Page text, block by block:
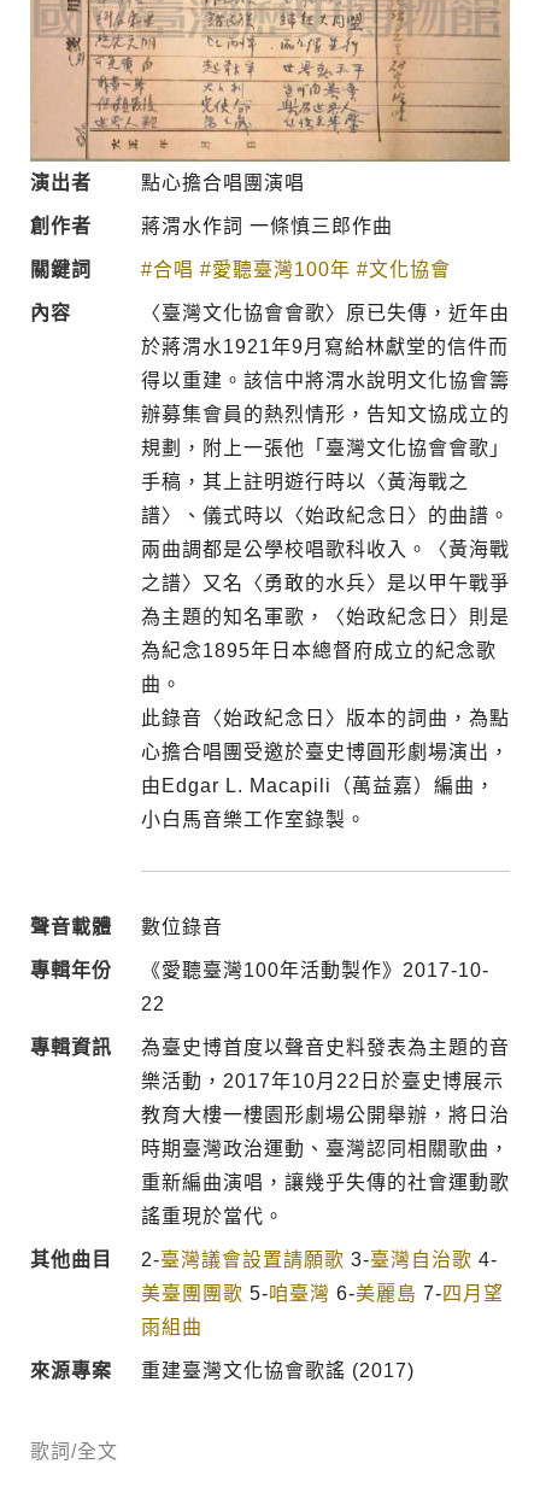
演出者 點心擔合唱團演唱
創作者 蔣渭水作詞 一條慎三郎作曲
關鍵詞 #合唱 #愛聽臺灣100年 #文化協會
內容
〈臺灣文化協會會歌〉原已失傳，近年由
於蔣渭水1921年9月寫給林獻堂的信件而
得以重建。該信中將渭水說明文化協會籌
辦募集會員的熱烈情形，告知文協成立的
規劃，附上一張他「臺灣文化協會會歌」
手稿，其上註明遊行時以〈黃海戰之
譜〉、儀式時以〈始政紀念日〉的曲譜。
兩曲調都是公學校唱歌科收入。〈黃海戰
之譜〉又名〈勇敢的水兵〉是以甲午戰爭
為主題的知名軍歌，〈始政紀念日〉則是
為紀念1895年日本總督府成立的紀念歌
曲。
此錄音〈始政紀念日〉版本的詞曲，為點
心擔合唱團受邀於臺史博圓形劇場演出，
由Edgar L. Macapili（萬益嘉）編曲，
小白馬音樂工作室錄製。
聲音載體 數位錄音
專輯年份
《愛聽臺灣100年活動製作》2017-10-
22
專輯資訊
為臺史博首度以聲音史料發表為主題的音
樂活動，2017年10月22日於臺史博展示
教育大樓一樓園形劇場公開舉辦，將日治
時期臺灣政治運動、臺灣認同相關歌曲，
重新編曲演唱，讓幾乎失傳的社會運動歌
謠重現於當代。
其他曲目 2-臺灣議會設置請願歌 3-臺灣自治歌 4-
美臺團團歌 5-咱臺灣 6-美麗島 7-四月望
雨組曲
來源專案 重建臺灣文化協會歌謠 (2017)
歌詞/全文